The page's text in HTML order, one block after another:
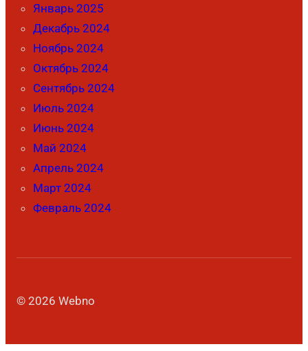
Январь 2025
Декабрь 2024
Ноябрь 2024
Октябрь 2024
Сентябрь 2024
Июль 2024
Июнь 2024
Май 2024
Апрель 2024
Март 2024
Февраль 2024
© 2026 Webno